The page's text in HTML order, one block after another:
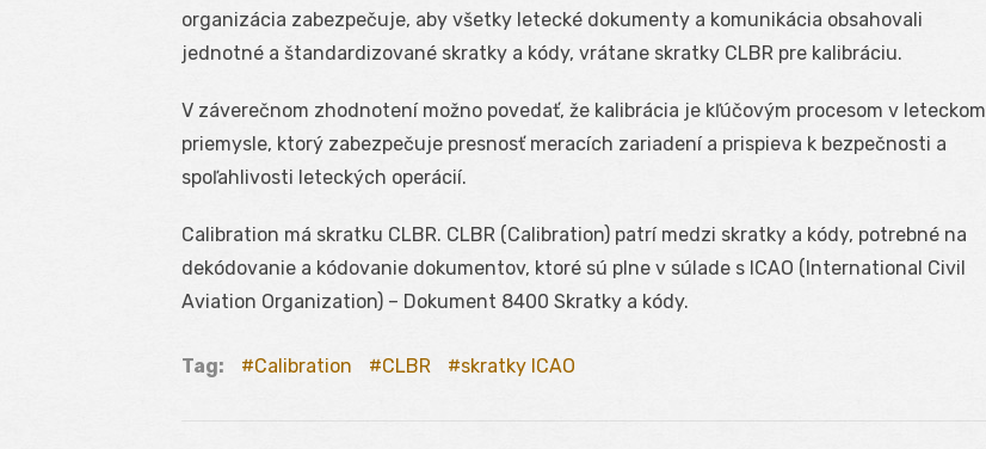
organizácia zabezpečuje, aby všetky letecké dokumenty a komunikácia obsahovali
jednotné a štandardizované skratky a kódy, vrátane skratky CLBR pre kalibráciu.
V záverečnom zhodnotení možno povedať, že kalibrácia je kľúčovým procesom v leteckom
priemysle, ktorý zabezpečuje presnosť meracích zariadení a prispieva k bezpečnosti a
spoľahlivosti leteckých operácií.
Calibration má skratku CLBR. CLBR (Calibration) patrí medzi skratky a kódy, potrebné na
dekódovanie a kódovanie dokumentov, ktoré sú plne v súlade s ICAO (International Civil
Aviation Organization) – Dokument 8400 Skratky a kódy.
Tag: Calibration CLBR skratky ICAO